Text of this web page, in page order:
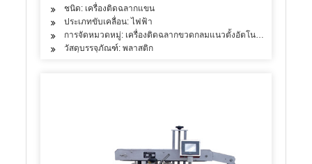
ชนิด: เครื่องติดฉลากแขน
ประเภทขับเคลื่อน: ไฟฟ้า
การจัดหมวดหมู่: เครื่องติดฉลากขวดกลมแนวตั้งอัตโนมัติ
วัสดุบรรจุภัณฑ์: พลาสติก